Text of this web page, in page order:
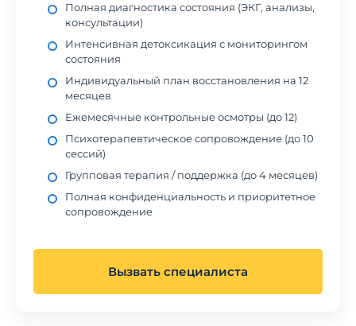
Полная диагностика состояния (ЭКГ, анализы,
консультации)
Интенсивная детоксикация с мониторингом
состояния
Индивидуальный план восстановления на 12
месяцев
Ежемесячные контрольные осмотры (до 12)
Психотерапевтическое сопровождение (до 10
сессий)
Групповая терапия / поддержка (до 4 месяцев)
Полная конфиденциальность и приоритетное
сопровождение
Вызвать специалиста